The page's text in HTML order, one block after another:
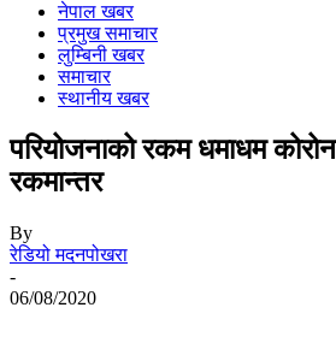
नेपाल खबर
प्रमुख समाचार
लुम्बिनी खबर
समाचार
स्थानीय खबर
परियोजनाको रकम धमाधम
रकमान्तर
By
रेडियो मदनपोखरा
-
06/08/2020